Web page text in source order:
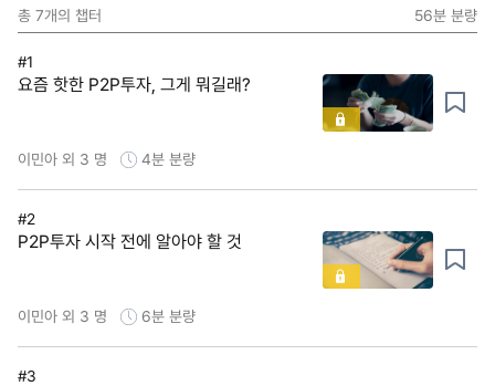
총 7개의 챕터 56분 분량
#1
요즘 핫한 P2P투자, 그게 뭐길래?
이민아 외 3 명 4분 분량
#2
P2P투자 시작 전에 알아야 할 것
이민아 외 3 명 6분 분량
#3